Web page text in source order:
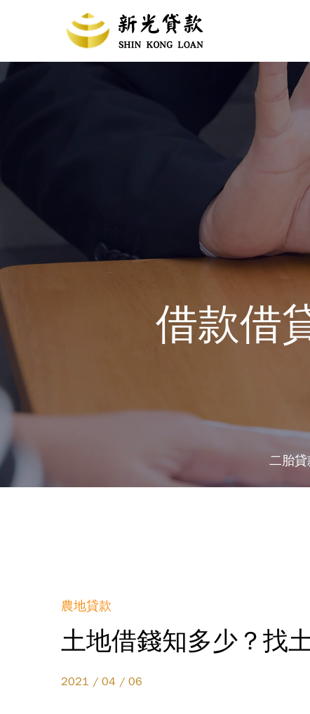
借款借
二胎貸
農地貸款
土地借錢知多少？找
2021 / 04 / 06